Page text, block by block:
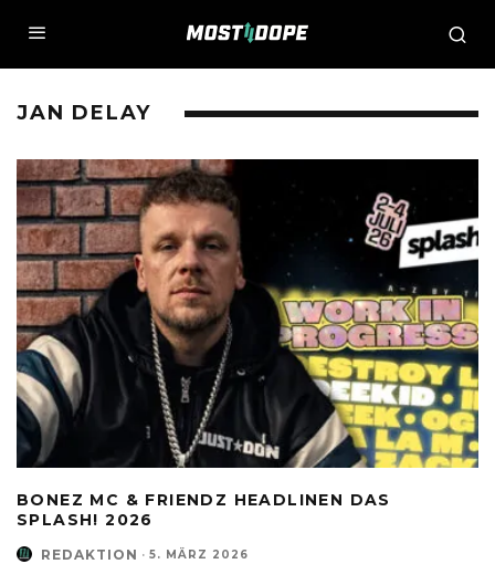
JAN DELAY
BONEZ MC & FRIENDZ HEADLINEN DAS
SPLASH! 2026
REDAKTION · 5. MÄRZ 2026